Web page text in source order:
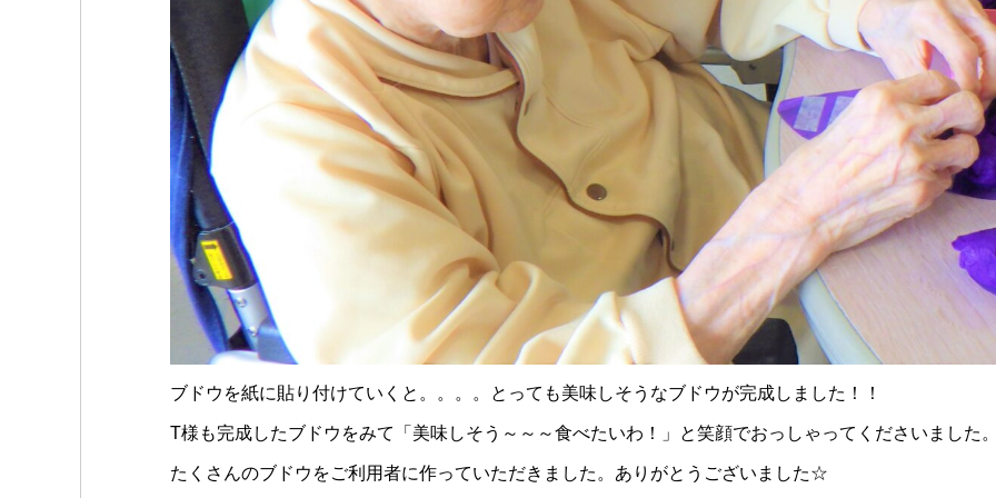
ブドウを紙に貼り付けていくと。。。。とっても美味しそうなブドウが完成しました！！
T様も完成したブドウをみて「美味しそう～～～食べたいわ！」と笑顔でおっしゃってくださいました
たくさんのブドウをご利用者に作っていただきました。ありがとうございました☆